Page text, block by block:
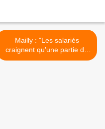
Mailly : "Les salariés
craignent qu'une partie de
la SNCF soit privatisée" >